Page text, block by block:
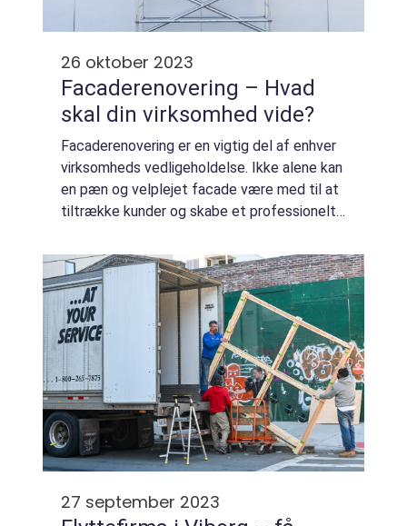
26 oktober 2023
Facaderenovering – Hvad
skal din virksomhed vide?
Facaderenovering er en vigtig del af enhver
virksomheds vedligeholdelse. Ikke alene kan
en pæn og velplejet facade være med til at
tiltrække kunder og skabe et professionelt
virksomhedens værdi. Men hvordan ved man
hvorn...
27 september 2023